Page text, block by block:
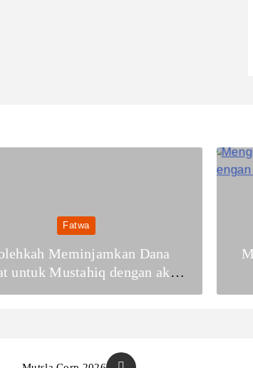
Fatwa
Meminjamkan Dana
untuk Mustahiq dengan akad